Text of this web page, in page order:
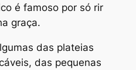
é famoso por só rir
graça.
das plateias
das pequenas